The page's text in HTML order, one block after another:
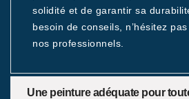
solidité et de garantir sa
besoin de conseils, n’hésitez
nos professionnels.
Une peinture adéquate pour